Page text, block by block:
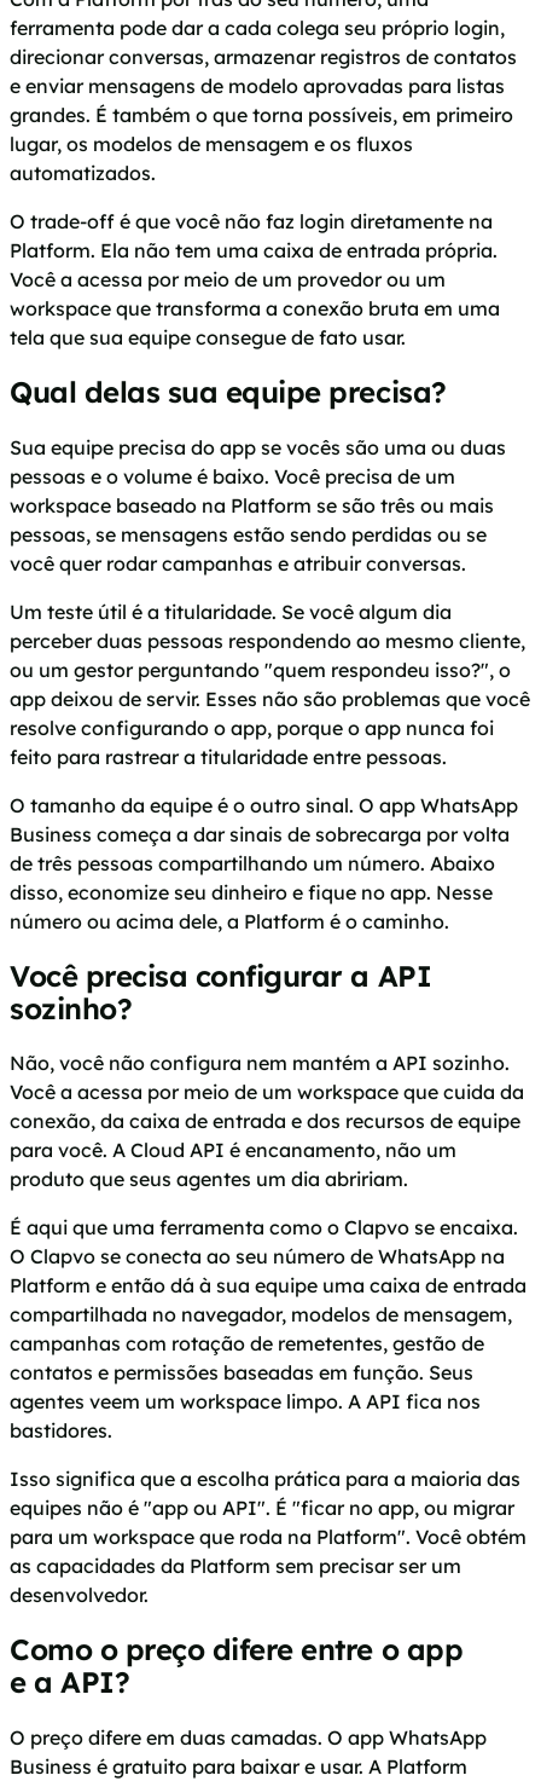
ferramenta pode dar a cada colega seu próprio login,
direcionar conversas, armazenar registros de contatos
e enviar mensagens de modelo aprovadas para listas
grandes. É também o que torna possíveis, em primeiro
lugar, os modelos de mensagem e os fluxos
automatizados.
O trade-off é que você não faz login diretamente na
Platform. Ela não tem uma caixa de entrada própria.
Você a acessa por meio de um provedor ou um
workspace que transforma a conexão bruta em uma
tela que sua equipe consegue de fato usar.
Qual delas sua equipe precisa?
Sua equipe precisa do app se vocês são uma ou duas
pessoas e o volume é baixo. Você precisa de um
workspace baseado na Platform se são três ou mais
pessoas, se mensagens estão sendo perdidas ou se
você quer rodar campanhas e atribuir conversas.
Um teste útil é a titularidade. Se você algum dia
perceber duas pessoas respondendo ao mesmo cliente,
ou um gestor perguntando "quem respondeu isso?", o
app deixou de servir. Esses não são problemas que você
resolve configurando o app, porque o app nunca foi
feito para rastrear a titularidade entre pessoas.
O tamanho da equipe é o outro sinal. O app WhatsApp
Business começa a dar sinais de sobrecarga por volta
de três pessoas compartilhando um número. Abaixo
disso, economize seu dinheiro e fique no app. Nesse
número ou acima dele, a Platform é o caminho.
Você precisa configurar a API
sozinho?
Não, você não configura nem mantém a API sozinho.
Você a acessa por meio de um workspace que cuida da
conexão, da caixa de entrada e dos recursos de equipe
para você. A Cloud API é encanamento, não um
produto que seus agentes um dia abririam.
É aqui que uma ferramenta como o Clapvo se encaixa.
O Clapvo se conecta ao seu número de WhatsApp na
Platform e então dá à sua equipe uma caixa de entrada
compartilhada no navegador, modelos de mensagem,
campanhas com rotação de remetentes, gestão de
contatos e permissões baseadas em função. Seus
agentes veem um workspace limpo. A API fica nos
bastidores.
Isso significa que a escolha prática para a maioria das
equipes não é "app ou API". É "ficar no app, ou migrar
para um workspace que roda na Platform". Você obtém
as capacidades da Platform sem precisar ser um
desenvolvedor.
Como o preço difere entre o app
e a API?
O preço difere em duas camadas. O app WhatsApp
Business é gratuito para baixar e usar. A Platform